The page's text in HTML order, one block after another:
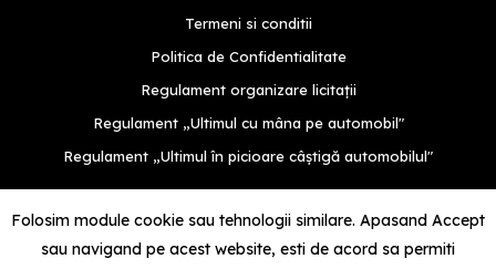
Termeni si conditii
Politica de Confidentialitate
Regulament organizare licitații
Regulament „Ultimul cu mâna pe automobil"
Regulament „Ultimul în picioare câștigă automobilul"
Folosim module cookie sau tehnologii similare. Apasand Accept
sau navigand pe acest website, esti de acord sa permiti